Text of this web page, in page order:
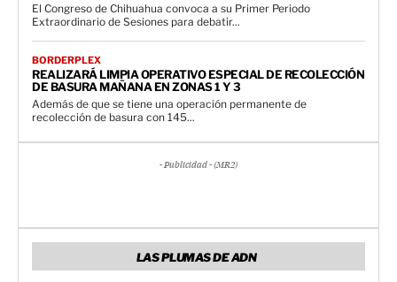
El Congreso de Chihuahua convoca a su Primer Periodo
Extraordinario de Sesiones para debatir...
BORDERPLEX
REALIZARÁ LIMPIA OPERATIVO ESPECIAL DE RECOLECCIÓN
DE BASURA MAÑANA EN ZONAS 1 Y 3
Además de que se tiene una operación permanente de
recolección de basura con 145...
- Publicidad - (MR2)
LAS PLUMAS DE ADN